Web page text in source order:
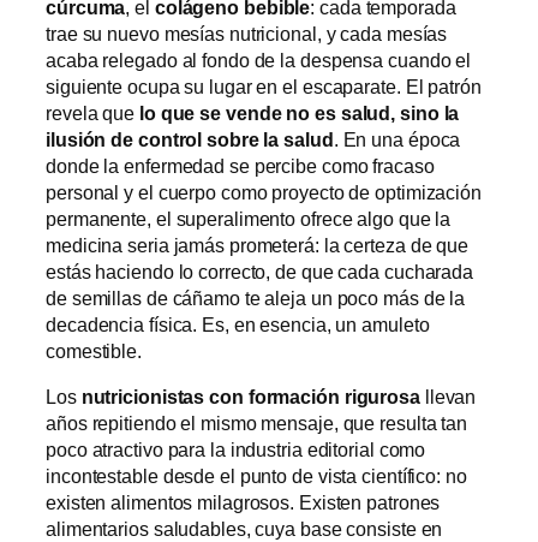
cúrcuma, el colágeno bebible: cada temporada
trae su nuevo mesías nutricional, y cada mesías
acaba relegado al fondo de la despensa cuando el
siguiente ocupa su lugar en el escaparate. El patrón
revela que lo que se vende no es salud, sino la
ilusión de control sobre la salud. En una época
donde la enfermedad se percibe como fracaso
personal y el cuerpo como proyecto de optimización
permanente, el superalimento ofrece algo que la
medicina seria jamás prometerá: la certeza de que
estás haciendo lo correcto, de que cada cucharada
de semillas de cáñamo te aleja un poco más de la
decadencia física. Es, en esencia, un amuleto
comestible.
Los nutricionistas con formación rigurosallevan
años repitiendo el mismo mensaje, que resulta tan
poco atractivo para la industria editorial como
incontestable desde el punto de vista científico: no
existen alimentos milagrosos. Existen patrones
alimentarios saludables, cuya base consiste en